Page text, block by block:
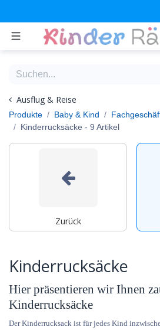
Ausflug & Reise
Produkte
Baby & Kind
Kinderrucksäcke - 9 Artikel
Zurück
Kinderrucksäcke
Hier präsentieren wir Ihnen
Kinderrucksäcke
Der Kinderrucksack ist für jedes Kind